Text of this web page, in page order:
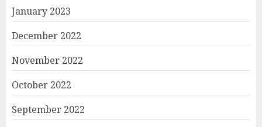
January 2023
December 2022
November 2022
October 2022
September 2022